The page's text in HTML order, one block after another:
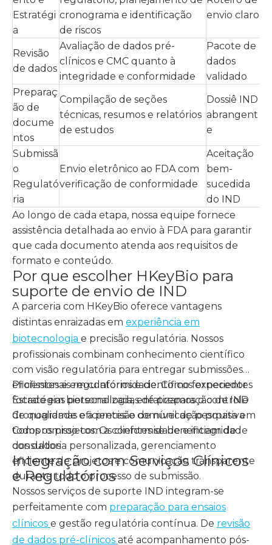
Estratégi
a
cronograma e identificação
de riscos
envio claro
Revisão
de dados
Avaliação de dados pré-
clínicos e CMC quanto à
integridade e conformidade
Pacote de
dados
validado
Preparaç
ão de
docume
ntos
Compilação de seções
técnicas, resumos e relatórios
de estudos
Dossiê IND
abrangent
e
Submissã
o
Regulató
ria
Envio eletrônico ao FDA com
verificação de conformidade
Aceitação
bem-
sucedida
do IND
Ao longo de cada etapa, nossa equipe fornece
assistência detalhada ao envio à FDA para garantir
que cada documento atenda aos requisitos de
formato e conteúdo.
Por que escolher HKeyBio para
suporte de envio de IND
A parceria com HKeyBio oferece vantagens
distintas enraizadas em experiência em
biotecnologia e precisão regulatória. Nossos
profissionais combinam conhecimento científico
com visão regulatória para entregar submissões
eficientes e em conformidade. Como fornecedor
focado em biotecnologia, enfatizamos o controle
de qualidade e a precisão de nível de pesquisa em
todos os projetos. Os clientes se beneficiam de
consultoria personalizada, gerenciamento
eficiente de projetos e comunicação transparente
durante todo o processo de submissão.
Profissionais regulatórios e científicos experientes
Estratégias personalizadas de preparação de IND
Cronogramas eficientes e comunicação proativa
Compromisso com a conformidade e integridade
dos dados
Integração com Serviços Clínicos
e Regulatórios
Nossos serviços de suporte IND integram-se
perfeitamente com preparação para ensaios
clínicos e gestão regulatória contínua. De revisão
de dados pré-clínicos até acompanhamento pós-